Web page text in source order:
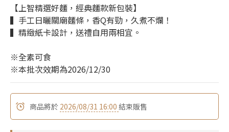
0
0
【官網限定】全店滿額贈8/6~8/27開跑中🎁
3
2
1
0
9
8
7
6
5
4
3
2
1
0
日
:
3
2
1
6
5
4
3
0
時
:
4
3
2
1
8
7
6
5
2
1
0
分
:
6
5
4
3
8
7
2
1
0
秒
【上智精選好麵，經典麵款新包裝】
▍手工日曬關廟麵條，香Q有勁，久煮不爛！
▍精緻紙卡設計，送禮自用兩相宜。
※全素可食
※本批次效期為2026/12/30
商品將於 2026/08/31 16:00 結束販售